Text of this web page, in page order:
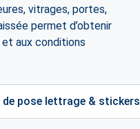
vitrages, portes,
permet d’obtenir
et aux conditions
de pose lettrage & stickers